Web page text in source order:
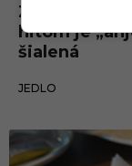
Zabudni na
hitom je
šialená
JEDLO